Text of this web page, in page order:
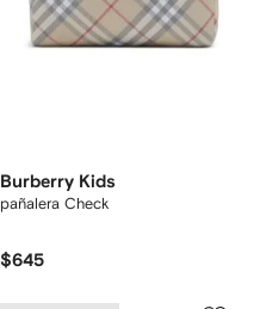
Burberry Kids
pañalera Check
$645